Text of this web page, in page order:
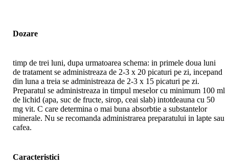
Dozare
timp de trei luni, dupa urmatoarea schema: in primele doua luni
de tratament se administreaza de 2-3 x 20 picaturi pe zi, incepand
din luna a treia se administreaza de 2-3 x 15 picaturi pe zi.
Preparatul se administreaza in timpul meselor cu minimum 100 ml
de lichid (apa, suc de fructe, sirop, ceai slab) intotdeauna cu 50
mg vit. C care determina o mai buna absorbtie a substantelor
minerale. Nu se recomanda administrarea preparatului in lapte sau
cafea.
Caracteristici